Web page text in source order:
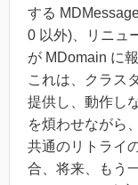
する
0 以外)、リニュ
が MDomain に
これは、クラス
提供し、動作し
を煩わせながら
共通のリトライ
合、将来、もう